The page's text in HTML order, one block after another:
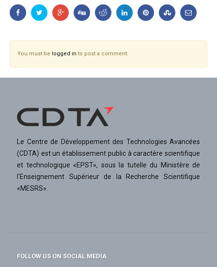
You must be logged in to post a comment.
Le Centre de Développement des Technologies Avancées
(CDTA) est un établissement public à caractère scientifique
et technologique «EPST», sous la tutelle du Ministère de
l'Enseignement Supérieur de la Recherche Scientifique
«MESRS».
FOLLOW US ON SOCIAL MEDIA